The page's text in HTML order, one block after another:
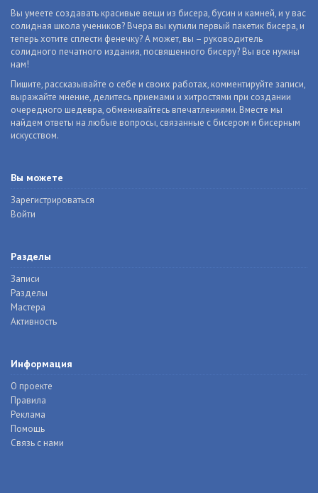
Вы умеете создавать красивые вещи из бисера, бусин и камней, и у вас
солидная школа учеников? Вчера вы купили первый пакетик бисера, и
теперь хотите сплести фенечку? А может, вы – руководитель
солидного печатного издания, посвященного бисеру? Вы все нужны
нам!
Пишите, рассказывайте о себе и своих работах, комментируйте записи,
выражайте мнение, делитесь приемами и хитростями при создании
очередного шедевра, обменивайтесь впечатлениями. Вместе мы
найдем ответы на любые вопросы, связанные с бисером и бисерным
искусством.
Вы можете
Зарегистрироваться
Войти
Разделы
Записи
Разделы
Мастера
Активность
Информация
О проекте
Правила
Реклама
Помощь
Связь с нами